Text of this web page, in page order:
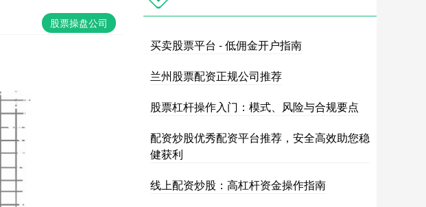
股票操盘公司
买卖股票平台 - 低佣金开户指南
兰州股票配资正规公司推荐
股票杠杆操作入门：模式、风险与合规要点
配资炒股优秀配资平台推荐，安全高效助您稳
健获利
线上配资炒股：高杠杆资金操作指南